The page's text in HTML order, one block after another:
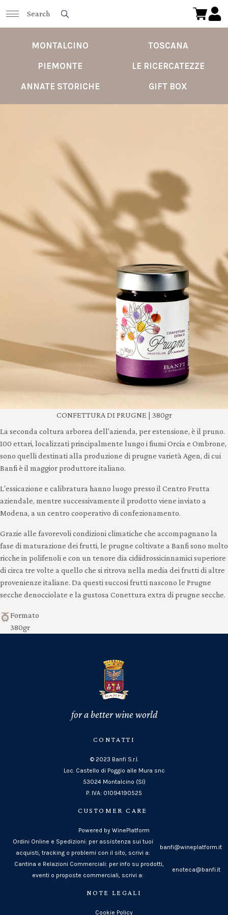
MONTALCINO
TOSCANA
PIEMONTE
LE RICERCATEZZE
ANNATE STORICHE
GIFT BOX
CONFETTURA DI PRUGNE | 380gr
La seconda coltura arborea dell'azienda, per estensione, è il pruno.
100 ettari, localizzati principalmente lungo i fiumi Orcia e Ombrone,
sono quelli destinati alla produzione di prugne varietà Agen, di cui
Banfi è il maggior produttore italiano.
L'essicazione e calibratura hanno luogo presso il Centro Frutta
aziendale, mentre successivamente il prodotto viene inviato a
Modena, a un centro cooperativo di confezionamento.
Grazie alle favorevoli condizioni climatiche che accompagnano la
fase di maturazione dei frutti, le prugne coltivate a Banfi sono molto
ricche in polifenoli e con un tenore dia cidiidrossicinnamici superiore
di circa tre volte a quello che si ritrova nella media dei frutti di altre
provenienze italiane. Da questi succosi frutti nascono le Prugne
secche denocciolate e la gustosa Conettura extra di prugne secche.
Formato
380gr
for a better wine world
CONTATTI
© 2023 Banfi S.r.l.
Loc. Castello di Poggio alle Mura snc
53024 Montalcino (SI)
P. IVA: 01094190525
CUSTOMER CARE
Powered by WinePlatform
Ordini Online e Spedizioni: per assistenza sui tuoi
acquisti, tracking o problemi con il sito, scrivi a:
banfi@wineplatform.it
Cantina e Relazioni Commerciali: per info su prodotti,
eventi o proposte commerciali, scrivi a:
enoteca@banfi.it
NOTE LEGALI
Cookie Policy